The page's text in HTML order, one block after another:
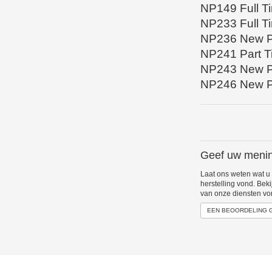
NP149 Full
NP233 Full
NP236 New
NP241 Part
NP243 New
NP246 New
Geef uw
Laat ons weten wat
herstelling vond.
van onze diensten
EEN BEOORDELING